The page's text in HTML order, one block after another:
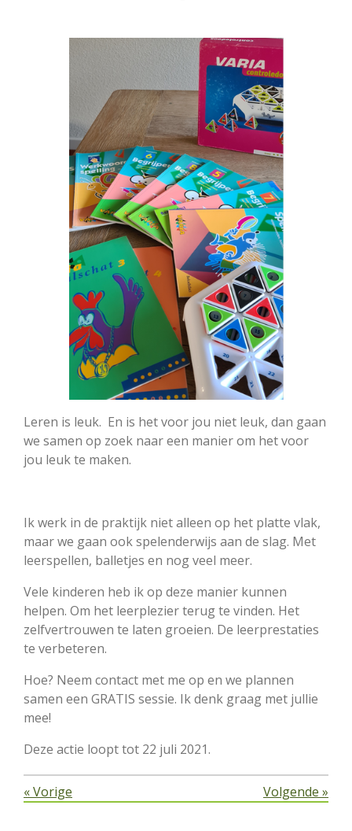
Leren is leuk. En is het voor jou niet leuk, dan gaan
we samen op zoek naar een manier om het voor
jou leuk te maken.
Ik werk in de praktijk niet alleen op het platte vlak,
maar we gaan ook spelenderwijs aan de slag. Met
leerspellen, balletjes en nog veel meer.
Vele kinderen heb ik op deze manier kunnen
helpen. Om het leerplezier terug te vinden. Het
zelfvertrouwen te laten groeien. De leerprestaties
te verbeteren.
Hoe? Neem contact met me op en we plannen
samen een GRATIS sessie. Ik denk graag met jullie
mee!
Deze actie loopt tot 22 juli 2021.
«Vorige Volgende »